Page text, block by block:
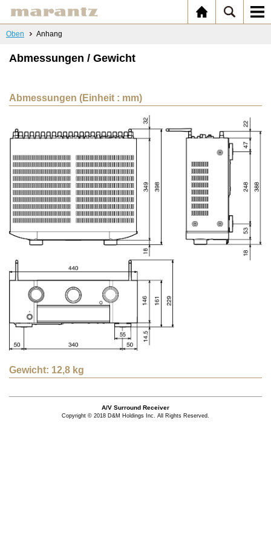
Oben Anhang
Abmessungen / Gewicht
Abmessungen (Einheit : mm)
Gewicht: 12,8 kg
A/V Surround Receiver
Copyright © 2018 D&M Holdings Inc. All Rights Reserved.